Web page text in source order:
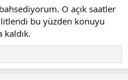
O açık saatler
bu yüzden konuyu